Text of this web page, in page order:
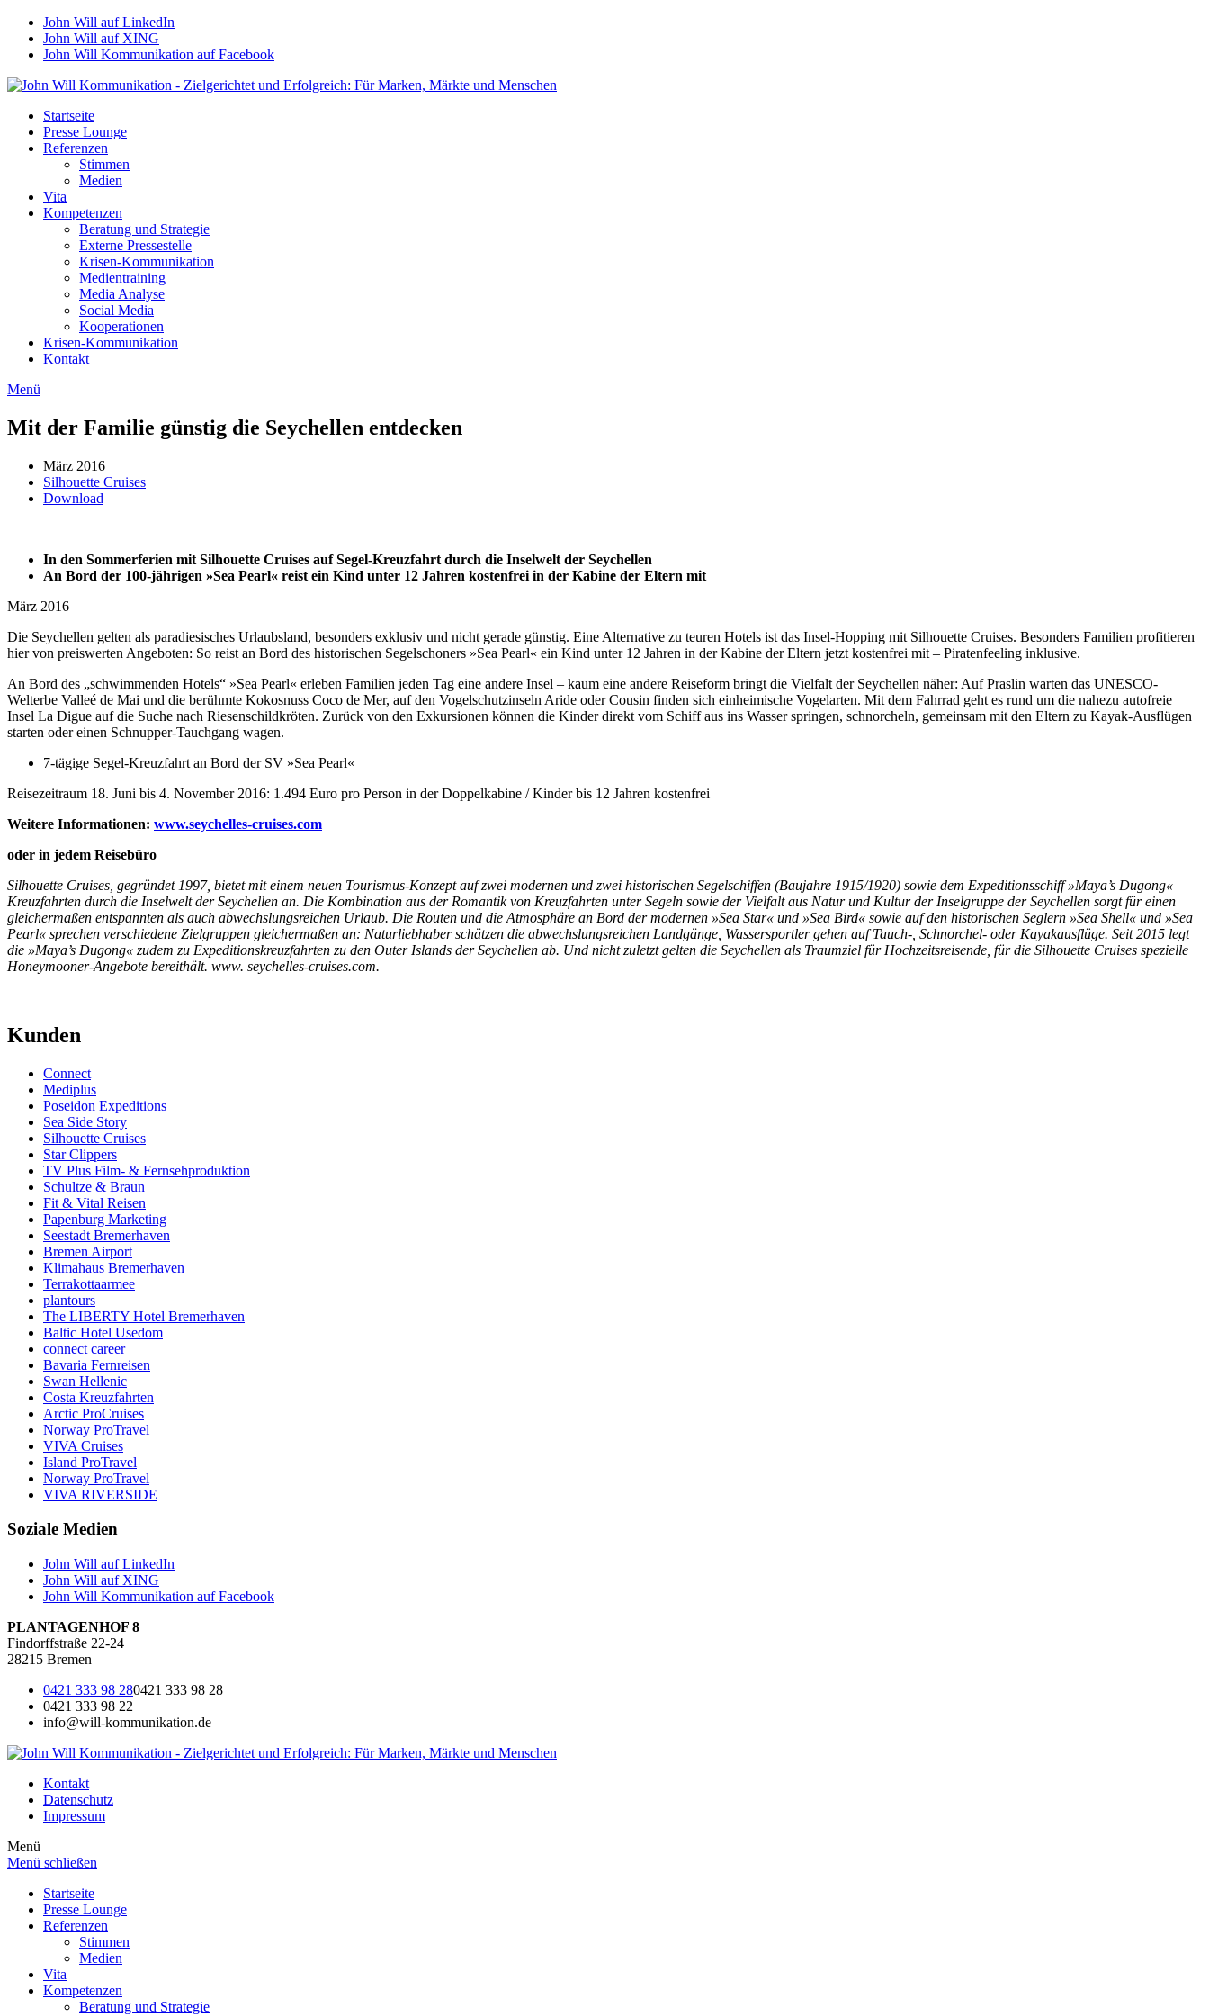
John Will auf LinkedIn
John Will auf XING
John Will Kommunikation auf Facebook
Startseite
Presse Lounge
Referenzen
Stimmen
Medien
Vita
Kompetenzen
Beratung und Strategie
Externe Pressestelle
Krisen-Kommunikation
Medientraining
Media Analyse
Social Media
Kooperationen
Krisen-Kommunikation
Kontakt
Menü
Mit der Familie günstig die Seychellen entdecken
März 2016
Silhouette Cruises
Download
In den Sommerferien mit Silhouette Cruises auf Segel-Kreuzfahrt durch die Inselwelt der Seychellen
An Bord der 100-jährigen »Sea Pearl« reist ein Kind unter 12 Jahren kostenfrei in der Kabine der Eltern mit
März 2016
Die Seychellen gelten als paradiesisches Urlaubsland, besonders exklusiv und nicht gerade günstig. Eine Alternative zu teuren Hotels ist das Insel-Hopping mit Silhouette Cruises. Besonders Familien profitieren
hier von preiswerten Angeboten: So reist an Bord des historischen Segelschoners »Sea Pearl« ein Kind unter 12 Jahren in der Kabine der Eltern jetzt kostenfrei mit – Piratenfeeling inklusive.
An Bord des „schwimmenden Hotels“ »Sea Pearl« erleben Familien jeden Tag eine andere Insel – kaum eine andere Reiseform bringt die Vielfalt der Seychellen näher: Auf Praslin warten das UNESCO-
Welterbe Valleé de Mai und die berühmte Kokosnuss Coco de Mer, auf den Vogelschutzinseln Aride oder Cousin finden sich einheimische Vogelarten. Mit dem Fahrrad geht es rund um die nahezu autofreie
Insel La Digue auf die Suche nach Riesenschildkröten. Zurück von den Exkursionen können die Kinder direkt vom Schiff aus ins Wasser springen, schnorcheln, gemeinsam mit den Eltern zu Kayak-Ausflügen
starten oder einen Schnupper-Tauchgang wagen.
7-tägige Segel-Kreuzfahrt an Bord der SV »Sea Pearl«
Reisezeitraum 18. Juni bis 4. November 2016: 1.494 Euro pro Person in der Doppelkabine / Kinder bis 12 Jahren kostenfrei
Weitere Informationen: www.seychelles-cruises.com
oder in jedem Reisebüro
Silhouette Cruises, gegründet 1997, bietet mit einem neuen Tourismus-Konzept auf zwei modernen und zwei historischen Segelschiffen (Baujahre 1915/1920) sowie dem Expeditionsschiff »Maya’s Dugong«
Kreuzfahrten durch die Inselwelt der Seychellen an. Die Kombination aus der Romantik von Kreuzfahrten unter Segeln sowie der Vielfalt aus Natur und Kultur der Inselgruppe der Seychellen sorgt für einen
gleichermaßen entspannten als auch abwechslungsreichen Urlaub. Die Routen und die Atmosphäre an Bord der modernen »Sea Star« und »Sea Bird« sowie auf den historischen Seglern »Sea Shell« und »Sea
Pearl« sprechen verschiedene Zielgruppen gleichermaßen an: Naturliebhaber schätzen die abwechslungsreichen Landgänge, Wassersportler gehen auf Tauch-, Schnorchel- oder Kayakausflüge. Seit 2015 legt
die »Maya’s Dugong« zudem zu Expeditionskreuzfahrten zu den Outer Islands der Seychellen ab. Und nicht zuletzt gelten die Seychellen als Traumziel für Hochzeitsreisende, für die Silhouette Cruises spezielle
Honeymooner-Angebote bereithält. www. seychelles-cruises.com.
Kunden
Connect
Mediplus
Poseidon Expeditions
Sea Side Story
Silhouette Cruises
Star Clippers
TV Plus Film- & Fernsehproduktion
Schultze & Braun
Fit & Vital Reisen
Papenburg Marketing
Seestadt Bremerhaven
Bremen Airport
Klimahaus Bremerhaven
Terrakottaarmee
plantours
The LIBERTY Hotel Bremerhaven
Baltic Hotel Usedom
connect career
Bavaria Fernreisen
Swan Hellenic
Costa Kreuzfahrten
Arctic ProCruises
Norway ProTravel
VIVA Cruises
Island ProTravel
Norway ProTravel
VIVA RIVERSIDE
Soziale Medien
John Will auf LinkedIn
John Will auf XING
John Will Kommunikation auf Facebook
PLANTAGENHOF 8
Findorffstraße 22-24
28215 Bremen
0421 333 98 280421 333 98 28
0421 333 98 22
info@will-kommunikation.de
Kontakt
Datenschutz
Impressum
Menü
Menü schließen
Startseite
Presse Lounge
Referenzen
Stimmen
Medien
Vita
Kompetenzen
Beratung und Strategie